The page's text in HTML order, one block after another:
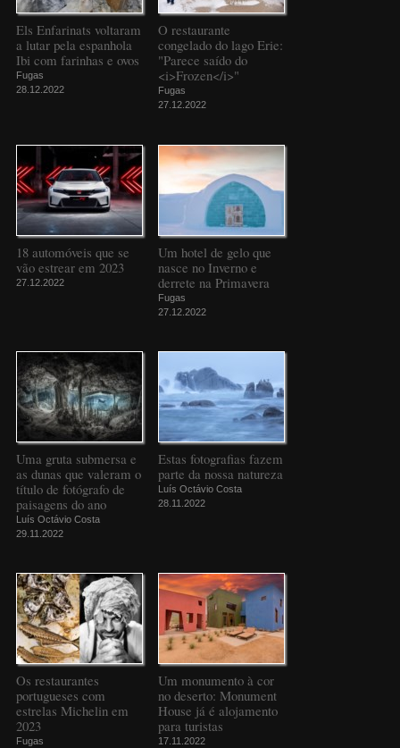
Els Enfarinats voltaram
a lutar pela espanhola
Ibi com farinhas e ovos
Fugas
28.12.2022
O restaurante
congelado do lago Erie:
"Parece saído do
<i>Frozen</i>"
Fugas
27.12.2022
18 automóveis que se
vão estrear em 2023
27.12.2022
Um hotel de gelo que
nasce no Inverno e
derrete na Primavera
Fugas
27.12.2022
Uma gruta submersa e
as dunas que valeram o
título de fotógrafo de
paisagens do ano
Luís Octávio Costa
29.11.2022
Estas fotografias fazem
parte da nossa natureza
Luís Octávio Costa
28.11.2022
Os restaurantes
portugueses com
estrelas Michelin em
2023
Fugas
Um monumento à cor
no deserto: Monument
House já é alojamento
para turistas
17.11.2022